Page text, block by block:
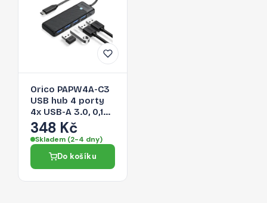
Orico PAPW4A-C3
USB hub 4 porty
4x USB-A 3.0, 0,15
m – černý
348 Kč
Skladem (2-4 dny)
Do košíku